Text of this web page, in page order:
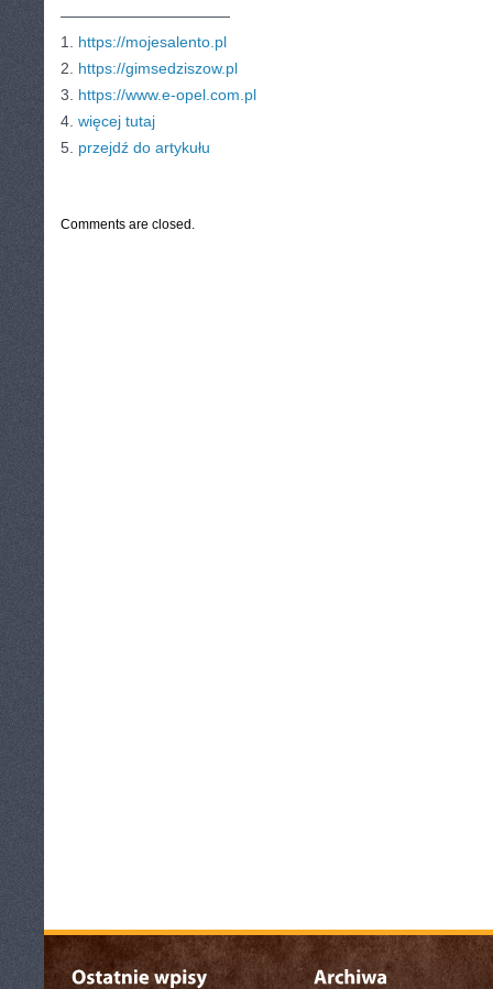
———————————
1. https://mojesalento.pl
2. https://gimsedziszow.pl
3. https://www.e-opel.com.pl
4. więcej tutaj
5. przejdź do artykułu
Comments are closed.